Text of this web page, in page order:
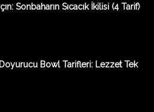
Sonbaharın Sıcacık İkilisi (4 Tarif)
Doyurucu Bowl Tarifleri: Lezzet Tek